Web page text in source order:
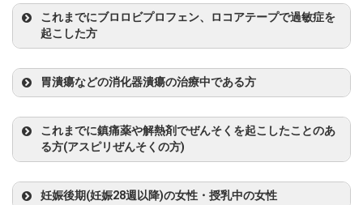
これまでにブロロビプロフェン、ロコアテープで過敏症を
起こした方
胃潰瘍などの消化器潰瘍の治療中である方
これまでに鎮痛薬や解熱剤でぜんそくを起こしたことのあ
る方(アスピリぜんそくの方)
妊娠後期(妊娠28週以降)の女性・授乳中の女性